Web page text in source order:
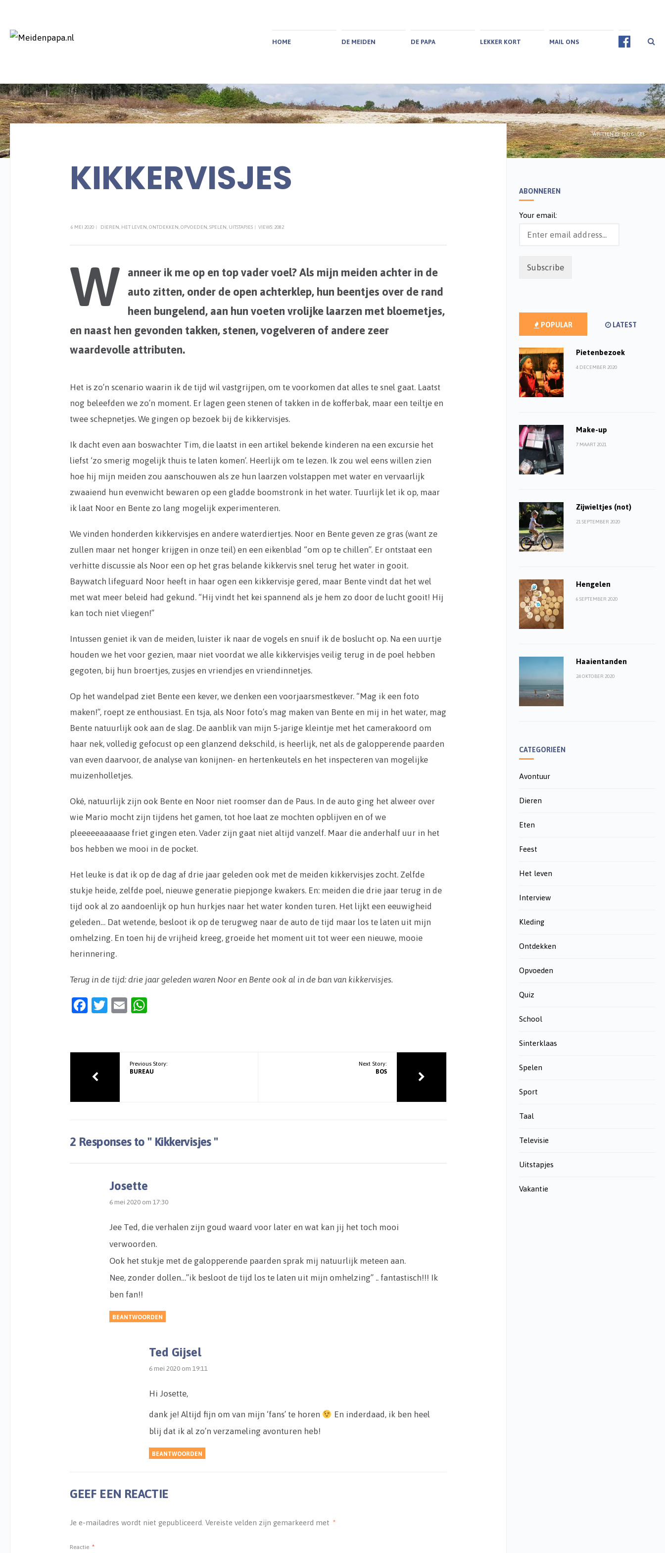
HOME DE MEIDEN DE PAPA LEKKER KORT MAIL ONS
WRITTEN BYTED GIJSEL
KIKKERVISJES
6 MEI 2020 | DIEREN HET LEVEN ,ONTDEKKEN ,OPVOEDEN ,SPELEN UITSTAPJES | VIEWS: 2082
W
anneer ik me op en top vader voel? Als mijn meiden achter in de
auto zitten, onder de open achterklep, hun beentjes over de rand
heen bungelend, aan hun voeten vrolijke laarzen met bloemetjes,
en naast hen gevonden takken, stenen, vogelveren of andere zeer
waardevolle attributen.
Het is zo’n scenario waarin ik de tijd wil vastgrijpen, om te voorkomen dat alles te snel gaat. Laatst
nog beleefden we zo’n moment. Er lagen geen stenen of takken in de kofferbak, maar een teiltje en
twee schepnetjes. We gingen op bezoek bij de kikkervisjes.
Ik dacht even aan boswachter Tim, die laatst in een artikel bekende kinderen na een excursie het
liefst ‘zo smerig mogelijk thuis te laten komen’. Heerlijk om te lezen. Ik zou wel eens willen zien
hoe hij mijn meiden zou aanschouwen als ze hun laarzen volstappen met water en vervaarlijk
zwaaiend hun evenwicht bewaren op een gladde boomstronk in het water. Tuurlijk let ik op, maar
ik laat Noor en Bente zo lang mogelijk experimenteren.
We vinden honderden kikkervisjes en andere waterdiertjes. Noor en Bente geven ze gras (want ze
zullen maar net honger krijgen in onze teil) en een eikenblad “om op te chillen”. Er ontstaat een
verhitte discussie als Noor een op het gras belande kikkervis snel terug het water in gooit.
Baywatch lifeguard Noor heeft in haar ogen een kikkervisje gered, maar Bente vindt dat het wel
met wat meer beleid had gekund. “Hij vindt het kei spannend als je hem zo door de lucht gooit! Hij
kan toch niet vliegen!”
Intussen geniet ik van de meiden, luister ik naar de vogels en snuif ik de boslucht op. Na een uurtje
houden we het voor gezien, maar niet voordat we alle kikkervisjes veilig terug in de poel hebben
gegoten, bij hun broertjes, zusjes en vriendjes en vriendinnetjes.
Op het wandelpad ziet Bente een kever, we denken een voorjaarsmestkever. “Mag ik een foto
maken!”, roept ze enthousiast. En tsja, als Noor foto’s mag maken van Bente en mij in het water, mag
Bente natuurlijk ook aan de slag. De aanblik van mijn 5-jarige kleintje met het camerakoord om
haar nek, volledig gefocust op een glanzend dekschild, is heerlijk, net als de galopperende paarden
van even daarvoor, de analyse van konijnen- en hertenkeutels en het inspecteren van mogelijke
muizenholletjes.
Oké, natuurlijk zijn ook Bente en Noor niet roomser dan de Paus. In de auto ging het alweer over
wie Mario mocht zijn tijdens het gamen, tot hoe laat ze mochten opblijven en of we
pleeeeeaaaaase friet gingen eten. Vader zijn gaat niet altijd vanzelf. Maar die anderhalf uur in het
bos hebben we mooi in de pocket.
Het leuke is dat ik op de dag af drie jaar geleden ook met de meiden kikkervisjes zocht. Zelfde
stukje heide, zelfde poel, nieuwe generatie piepjonge kwakers. En: meiden die drie jaar terug in de
tijd ook al zo aandoenlijk op hun hurkjes naar het water konden turen. Het lijkt een eeuwigheid
geleden… Dat wetende, besloot ik op de terugweg naar de auto de tijd maar los te laten uit mijn
omhelzing. En toen hij de vrijheid kreeg, groeide het moment uit tot weer een nieuwe, mooie
herinnering.
Terug in de tijd: drie jaar geleden waren Noor en Bente ook al in de ban van kikkervisjes.
Facebook
Twitter
Email
Previous Story:
BUREAU
Next Story:
BOS
2 Responses to" Kikkervisjes "
Josette
6 mei 2020 om 17:30
Jee Ted, die verhalen zijn goud waard voor later en wat kan jij het toch mooi
verwoorden.
Ook het stukje met de galopperende paarden sprak mij natuurlijk meteen aan.
Nee, zonder dollen…”ik besloot de tijd los te laten uit mijn omhelzing” .. fantastisch!!! Ik
ben fan!!
BEANTWOORDEN
Ted Gijsel
6 mei 2020 om 19:11
Hi Josette,
dank je! Altijd fijn om van mijn ‘fans’ te horen
En inderdaad, ik ben heel
blij dat ik al zo’n verzameling avonturen heb!
BEANTWOORDEN
GEEF EEN REACTIE
Je e-mailadres wordt niet gepubliceerd. Vereiste velden zijn gemarkeerd met *
Reactie *
ABONNEREN
Your email:
POPULAR LATEST
Pietenbezoek
4 DECEMBER 2020
Make-up
7 MAART 2021
Zijwieltjes (not)
21 SEPTEMBER 2020
Hengelen
6 SEPTEMBER 2020
Haaientanden
24 OKTOBER 2020
CATEGORIEËN
Avontuur
Dieren
Eten
Feest
Het leven
Interview
Kleding
Ontdekken
Opvoeden
Quiz
School
Sinterklaas
Spelen
Sport
Taal
Televisie
Uitstapjes
Vakantie